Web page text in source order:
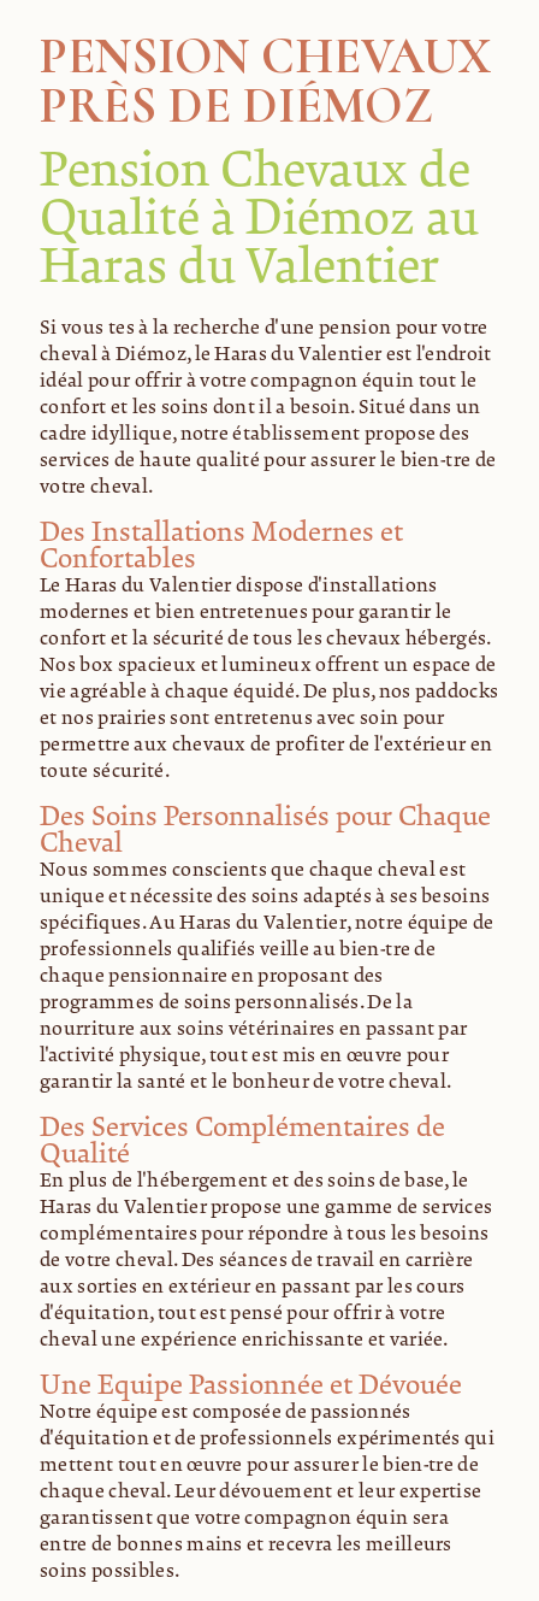
PENSION CHEVAUX
PRÈS DE DIÉMOZ
Pension Chevaux de
Qualité à Diémoz au
Haras du Valentier
Si vous êtes à la recherche d'une pension pour votre
cheval à Diémoz, le Haras du Valentier est l'endroit
idéal pour offrir à votre compagnon équin tout le
confort et les soins dont il a besoin. Situé dans un
cadre idyllique, notre établissement propose des
services de haute qualité pour assurer le bien-être de
votre cheval.
Des Installations Modernes et
Confortables
Le Haras du Valentier dispose d'installations
modernes et bien entretenues pour garantir le
confort et la sécurité de tous les chevaux hébergés.
Nos box spacieux et lumineux offrent un espace de
vie agréable à chaque équidé. De plus, nos paddocks
et nos prairies sont entretenus avec soin pour
permettre aux chevaux de profiter de l'extérieur en
toute sécurité.
Des Soins Personnalisés pour Chaque
Cheval
Nous sommes conscients que chaque cheval est
unique et nécessite des soins adaptés à ses besoins
spécifiques. Au Haras du Valentier, notre équipe de
professionnels qualifiés veille au bien-être de
chaque pensionnaire en proposant des
programmes de soins personnalisés. De la
nourriture aux soins vétérinaires en passant par
l'activité physique, tout est mis en œuvre pour
garantir la santé et le bonheur de votre cheval.
Des Services Complémentaires de
Qualité
En plus de l'hébergement et des soins de base, le
Haras du Valentier propose une gamme de services
complémentaires pour répondre à tous les besoins
de votre cheval. Des séances de travail en carrière
aux sorties en extérieur en passant par les cours
d'équitation, tout est pensé pour offrir à votre
cheval une expérience enrichissante et variée.
Une Equipe Passionnée et Dévouée
Notre équipe est composée de passionnés
d'équitation et de professionnels expérimentés qui
mettent tout en œuvre pour assurer le bien-être de
chaque cheval. Leur dévouement et leur expertise
garantissent que votre compagnon équin sera
entre de bonnes mains et recevra les meilleurs
soins possibles.